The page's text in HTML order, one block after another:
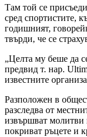
Там той се
сред спортистите,
годишният,
твърди, че се
„Целта му беше да
предвид т. нар.
известните
Разположен в
разследва от
извършват молитви
покриват ръцете и